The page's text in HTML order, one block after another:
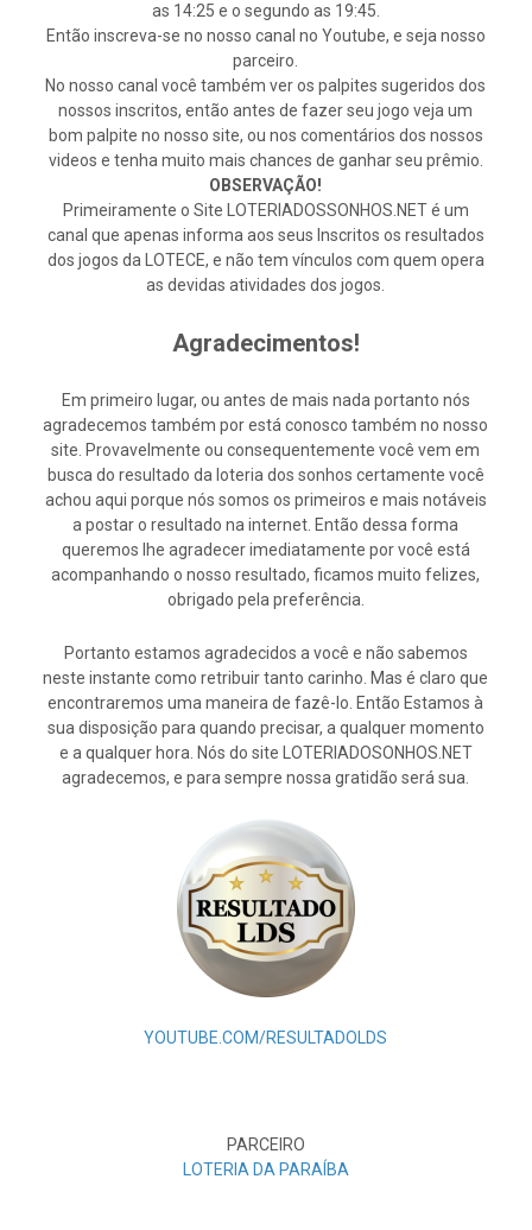
as 14:25 e o segundo as 19:45.
Então inscreva-se no nosso canal no Youtube, e seja nosso
parceiro.
No nosso canal você também ver os palpites sugeridos dos
nossos inscritos, então antes de fazer seu jogo veja um
bom palpite no nosso site, ou nos comentários dos nossos
videos e tenha muito mais chances de ganhar seu prêmio.
OBSERVAÇÃO!
Primeiramente o Site LOTERIADOSSONHOS.NET é um
canal que apenas informa aos seus Inscritos os resultados
dos jogos da LOTECE, e não tem vínculos com quem opera
as devidas atividades dos jogos.
Agradecimentos!
Em primeiro lugar, ou antes de mais nada portanto nós
agradecemos também por está conosco também no nosso
site. Provavelmente ou consequentemente você vem em
busca do resultado da loteria dos sonhos certamente você
achou aqui porque nós somos os primeiros e mais notáveis
a postar o resultado na internet. Então dessa forma
queremos lhe agradecer imediatamente por você está
acompanhando o nosso resultado, ficamos muito felizes,
obrigado pela preferência.
Portanto estamos agradecidos a você e não sabemos
neste instante como retribuir tanto carinho. Mas é claro que
encontraremos uma maneira de fazê-lo. Então Estamos à
sua disposição para quando precisar, a qualquer momento
e a qualquer hora. Nós do site LOTERIADOSONHOS.NET
agradecemos, e para sempre nossa gratidão será sua.
YOUTUBE.COM/RESULTADOLDS
PARCEIRO
LOTERIA DA PARAÍBA